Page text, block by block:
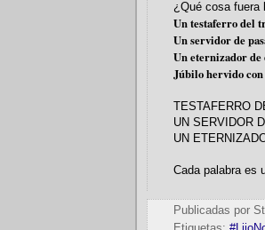
¿Qué cosa fuera
Un testaferro del
Un servidor de
Un eternizador de
Júbilo hervido
TESTAFERRO
UN SERVIDOR
UN
Cada palabra es
Publicadas por